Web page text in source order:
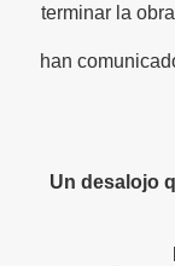
terminar la
han
Un desalojo